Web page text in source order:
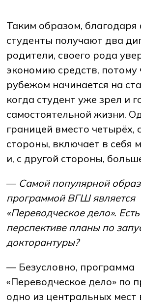
Таким образом, благодаря
студенты получают два
родители, своего рода
экономию средств, потому
рубежом начинается на
когда студент уже зрел и
самостоятельной жизни.
границей вместо четырёх,
стороны, включает в себя
и, с другой стороны,
— Самой популярной
программой ВГШ является
«Переводческое дело».
перспективе планы по
докторантуры?
— Безусловно, программа
«Переводческое дело» по
одно из центральных мест